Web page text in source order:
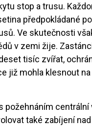
stop a trusu.
předpokládané
Ve skutečnosti
v zemi žije.
tisíc zvířat,
již mohla klesnout na
požehnáním centrální
také zabíjení